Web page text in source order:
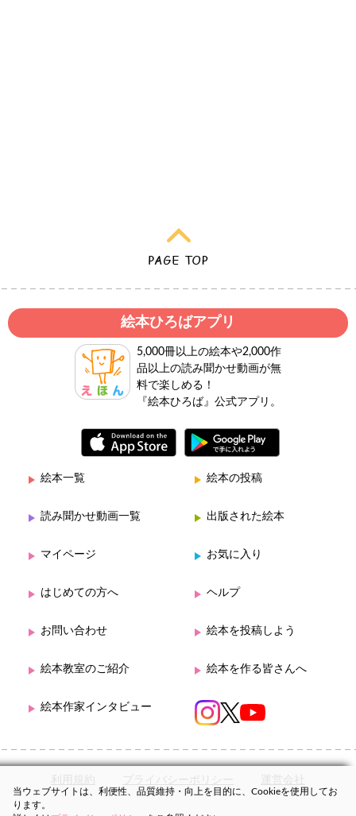
絵本ひろばアプリ
5,000冊以上の絵本や2,000作
品以上の読み聞かせ動画が無
料で楽しめる！
『絵本ひろば』公式アプリ。
絵本一覧 絵本の投稿
読み聞かせ動画一覧 出版された絵本
マイページ お気に入り
はじめての方へ ヘルプ
お問い合わせ 絵本を投稿しよう
絵本教室のご紹介 絵本を作る皆さんへ
絵本作家インタビュー
利用規約 プライバシーポリシー 運営会社
当ウェブサイトは、利便性、品質維持・向上を目的に、Cookieを使用してお
ります。